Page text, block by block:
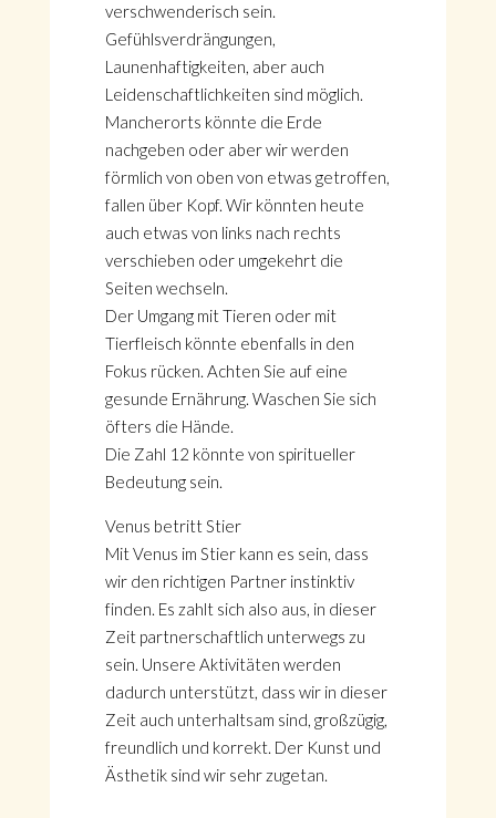
verschwenderisch sein.
Gefühlsverdrängungen,
Launenhaftigkeiten, aber auch
Leidenschaftlichkeiten sind möglich.
Mancherorts könnte die Erde
nachgeben oder aber wir werden
förmlich von oben von etwas getroffen,
fallen über Kopf. Wir könnten heute
auch etwas von links nach rechts
verschieben oder umgekehrt die
Seiten wechseln.
Der Umgang mit Tieren oder mit
Tierfleisch könnte ebenfalls in den
Fokus rücken. Achten Sie auf eine
gesunde Ernährung. Waschen Sie sich
öfters die Hände.
Die Zahl 12 könnte von spiritueller
Bedeutung sein.
Venus betritt Stier
Mit Venus im Stier kann es sein, dass
wir den richtigen Partner instinktiv
finden. Es zahlt sich also aus, in dieser
Zeit partnerschaftlich unterwegs zu
sein. Unsere Aktivitäten werden
dadurch unterstützt, dass wir in dieser
Zeit auch unterhaltsam sind, großzügig,
freundlich und korrekt. Der Kunst und
Ästhetik sind wir sehr zugetan.